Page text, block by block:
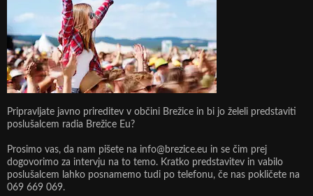
Pripravljate javno prireditev v občini Brežice in bi jo želeli predstaviti
poslušalcem radia Brežice Eu?
Prosimo vas, da nam pišete na info@brezice.eu in se čim prej
dogovorimo za intervju na to temo. Kratko predstavitev in vabilo
poslušalcem lahko posnamemo tudi po telefonu, če nas pokličete na
069 669 069.